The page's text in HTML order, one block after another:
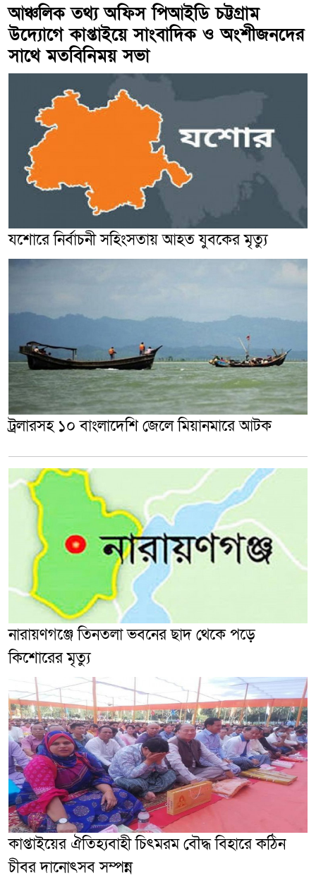
আঞ্চলিক তথ্য অফিস পিআইডি চট্টগ্রাম
উদ্যোগে কাপ্তাইয়ে সাংবাদিক ও অংশীজনদের
সাথে মতবিনিময় সভা
যশোরে নির্বাচনী সহিংসতায় আহত যুবকের মৃত্যু
ট্রলারসহ ১০ বাংলাদেশি জেলে মিয়ানমারে আটক
নারায়ণগঞ্জে তিনতলা ভবনের ছাদ থেকে পড়ে
কিশোরের মৃত্যু
কাপ্তাইয়ের ঐতিহ্যবাহী চিৎমরম বৌদ্ধ বিহারে কঠিন
চীবর দানোৎসব সম্পন্ন